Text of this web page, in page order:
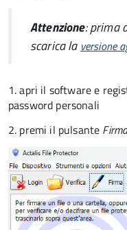
Attenzione: prima
scarica la versione
1. apri il software e
password personali
2. premi il pulsante